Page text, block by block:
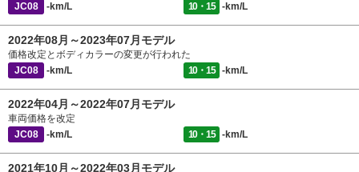
JC08
-km/L 10・15 -km/L
2022年08月～2023年07月モデル
価格改定とボディカラーの変更が行われた
JC08
-km/L 10・15 -km/L
2022年04月～2022年07月モデル
車両価格を改定
JC08
-km/L 10・15 -km/L
2021年10月～2022年03月モデル